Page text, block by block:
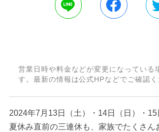
営業日時や料金などが変更になっている
す。最新の情報は公式HPなどでご確認く
2024年7月13日（土）・14日（日）・
夏休み直前の三連休も、家族でたくさん